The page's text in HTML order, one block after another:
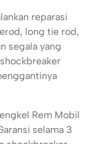
reparasi
long tie rod,
segala yang
Rem Mobil
selama 3